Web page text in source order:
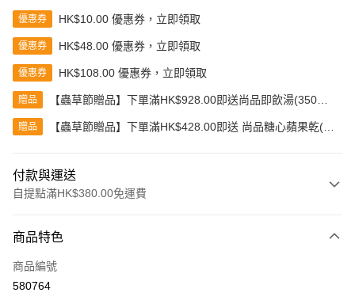
優惠券 HK$10.00 優惠券，立即領取
優惠券 HK$48.00 優惠券，立即領取
優惠券 HK$108.00 優惠券，立即領取
贈品
【蟲草節贈品】下單滿HK$928.00即送尚品即飲湯(350克)
贈品
【蟲草節贈品】下單滿HK$428.00即送 尚品糖心蘋果乾(80
付款與運送
自提點滿HK$380.00免運費
信用卡
Apple Pay
商品特色
商品編號
580764